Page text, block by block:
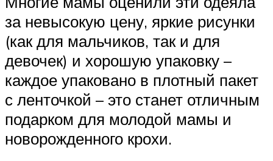
за невысокую цену, яркие рисунки
(как для мальчиков, так и для
девочек) и хорошую упаковку –
каждое упаковано в плотный пакет
с ленточкой – это станет отличным
подарком для молодой мамы и
новорожденного крохи.